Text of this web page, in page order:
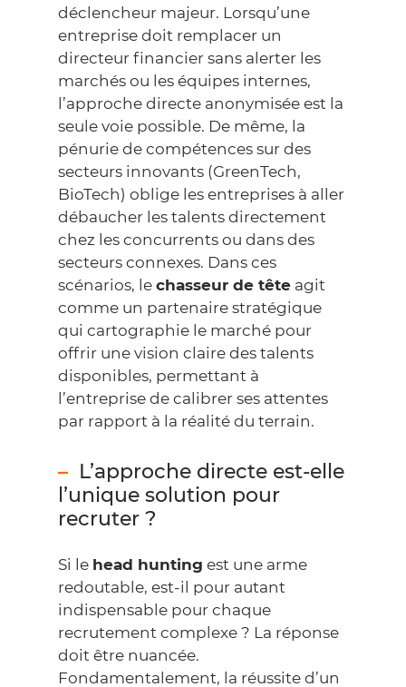
déclencheur majeur. Lorsqu’une
entreprise doit remplacer un
directeur financier sans alerter les
marchés ou les équipes internes,
l’approche directe anonymisée est la
seule voie possible. De même, la
pénurie de compétences sur des
secteurs innovants (GreenTech,
BioTech) oblige les entreprises à aller
débaucher les talents directement
chez les concurrents ou dans des
secteurs connexes. Dans ces
scénarios, le chasseur de tête agit
comme un partenaire stratégique
qui cartographie le marché pour
offrir une vision claire des talents
disponibles, permettant à
l’entreprise de calibrer ses attentes
par rapport à la réalité du terrain.
L’approche directe est-elle
l’unique solution pour
recruter ?
Si le head hunting est une arme
redoutable, est-il pour autant
indispensable pour chaque
recrutement complexe ? La réponse
doit être nuancée.
Fondamentalement, la réussite d’un